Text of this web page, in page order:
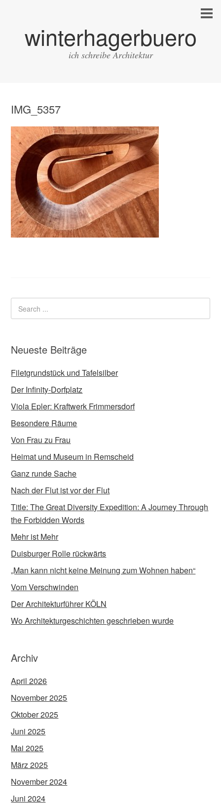
winterhagerbuero
ich schreibe Architektur
IMG_5357
Neueste Beiträge
Filetgrundstück und Tafelsilber
Der Infinity-Dorfplatz
Viola Epler: Kraftwerk Frimmersdorf
Besondere Räume
Von Frau zu Frau
Heimat und Museum in Remscheid
Ganz runde Sache
Nach der Flut ist vor der Flut
Title: The Great Diversity Expedition: A Journey Through
the Forbidden Words
Mehr ist Mehr
Duisburger Rolle rückwärts
„Man kann nicht keine Meinung zum Wohnen haben“
Vom Verschwinden
Der Architekturführer KÖLN
Wo Architekturgeschichten geschrieben wurde
Archiv
April 2026
November 2025
Oktober 2025
Juni 2025
Mai 2025
März 2025
November 2024
Juni 2024